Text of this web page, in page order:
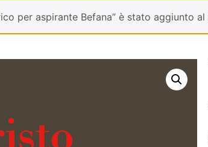
per aspirante Befana” è stato aggiunto